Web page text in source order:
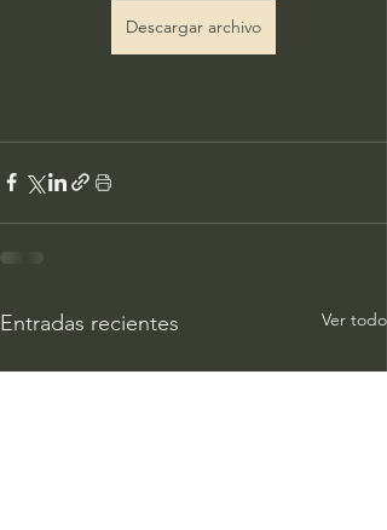
Descargar archivo
Entradas recientes Ver todo